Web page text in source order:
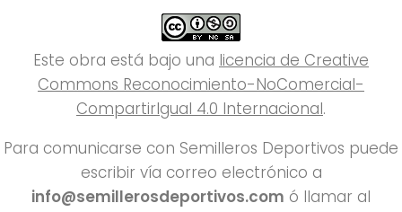
Este obra está bajo una licencia de Creative
Commons Reconocimiento-NoComercial-
CompartirIgual 4.0 Internacional.
Para comunicarse con Semilleros Deportivos puede
escribir vía correo electrónico a
info@semillerosdeportivos.com ó llamar al